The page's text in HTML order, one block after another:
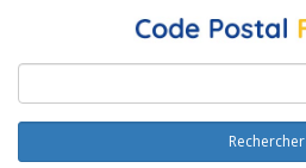
Rechercher